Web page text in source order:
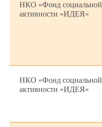
НКО «Фонд социальной
активности «ИДЕЯ»
НКО «Фонд социальной
активности «ИДЕЯ»